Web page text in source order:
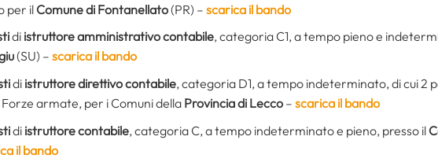
per il Comune di Fontanellato(PR) – scarica il bando
di istruttore amministrativo contabile, categoria C1, a tempo pieno e
(SU) – scarica il bando
di istruttore direttivo contabile, categoria D1, a tempo indeterminato, di cui
armate, per i Comuni dellaProvincia di Lecco– scarica il bando
di istruttore contabile, categoria C, a tempo indeterminato e pieno, presso il
il bando